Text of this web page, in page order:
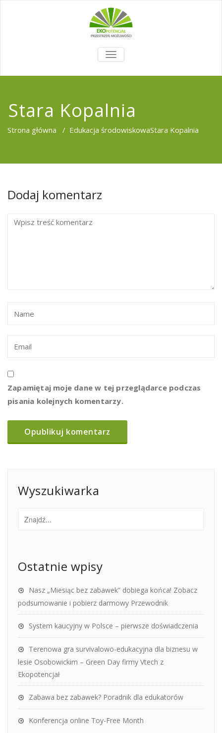
TOGGLE
NAVIGATION
Stara Kopalnia
Strona główna / Edukacja środowiskowaStara Kopalnia
Dodaj komentarz
Zapamiętaj moje dane w tej przeglądarce podczas
pisania kolejnych komentarzy.
Wyszukiwarka
Ostatnie wpisy
Nasz „Miesiąc bez zabawek” dobiega końca! Zobacz
podsumowanie i pobierz darmowy Przewodnik
System kaucyjny w Polsce – pierwsze doświadczenia
Terenowa gra survivalowo-edukacyjna dla biznesu w
lesie Osobowickim – Green Day firmy Vtech z
Ekopotencjał
Zabawa bez zabawek? Poradnik dla edukatorów
Konferencja online Toy-Free Month